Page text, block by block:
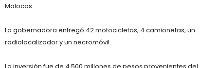
Malocas.
La gobernadora entregó 42 motocicletas, 4 camionetas, un
radiolocalizador y un necromóvil.